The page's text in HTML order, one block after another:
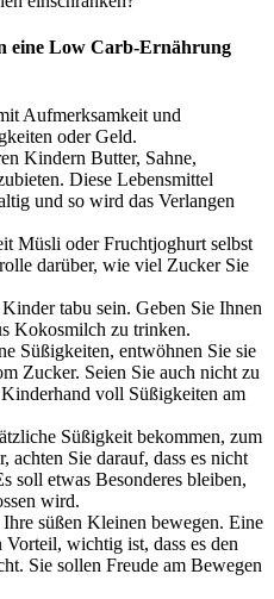
eine Low Carb-Ernährung
Aufmerksamkeit und
oder Geld.
Kindern Butter, Sahne,
Diese Lebensmittel
und so wird das Verlangen
Müsli oder Fruchtjoghurt selbst
darüber, wie viel Zucker Sie
tabu sein. Geben Sie Ihnen
Kokosmilch zu trinken.
Süßigkeiten, entwöhnen Sie sie
Zucker. Seien Sie auch nicht zu
voll Süßigkeiten am
Süßigkeit bekommen, zum
achten Sie darauf, dass es nicht
soll etwas Besonderes bleiben,
wird.
Ihre süßen Kleinen bewegen. Eine
wichtig ist, dass es den
Sie sollen Freude am Bewegen